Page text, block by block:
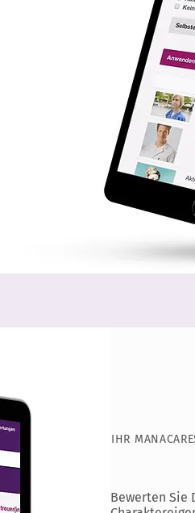
IHR
Bewerten Sie